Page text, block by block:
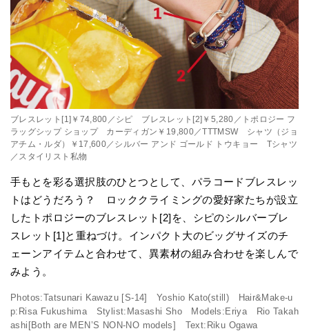
ブレスレット[1]￥74,800／シピ ブレスレット[2]￥5,280／トポロジー フ
ラッグシップ ショップ カーディガン￥19,800／TTTMSW シャツ（ジョ
アチム・ルダ）￥17,600／シルバー アンド ゴールド トウキョー Tシャツ
／スタイリスト私物
手もとを彩る選択肢のひとつとして、パラコードブレスレッ
トはどうだろう？ ロッククライミングの愛好家たちが設立
したトポロジーのブレスレット[2]を、シピのシルバーブレ
スレット[1]と重ねづけ。インパクト大のビッグサイズのチ
ェーンアイテムと合わせて、異素材の組み合わせを楽しんで
みよう。
Photos:Tatsunari Kawazu [S-14] Yoshio Kato(still) Hair&Make-u
p:Risa Fukushima Stylist:Masashi Sho Models:Eriya Rio Takah
ashi[Both are MEN’S NON-NO models] Text:Riku Ogawa